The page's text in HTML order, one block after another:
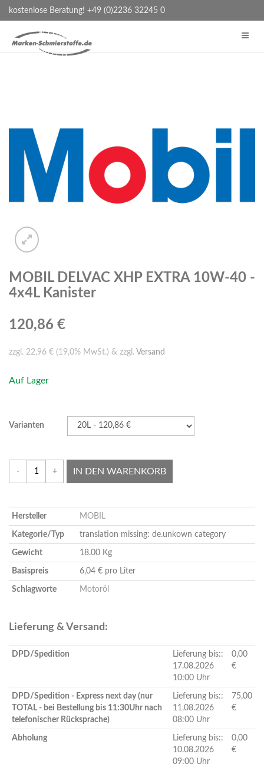
kostenlose Beratung! +49 (0)2236 32245 0
MOBIL DELVAC XHP EXTRA 10W-40 -
4x4L Kanister
120,86 €
zzgl. 22,96 € (19,0% MwSt.) & zzgl. Versand
Auf Lager
Varianten
- + IN DEN WARENKORB
Hersteller MOBIL
Kategorie/Typ translation missing: de.unkown category
Gewicht 18.00 Kg
Basispreis 6,04 € pro Liter
Schlagworte Motoröl
Lieferung & Versand:
DPD/Spedition
Lieferung bis::
17.08.2026
10:00 Uhr
0,00
€
DPD/Spedition - Express next day (nur
TOTAL - bei Bestellung bis 11:30Uhr nach
telefonischer Rücksprache)
Lieferung bis::
11.08.2026
08:00 Uhr
75,00
€
Abholung
Lieferung bis::
10.08.2026
09:00 Uhr
0,00
€